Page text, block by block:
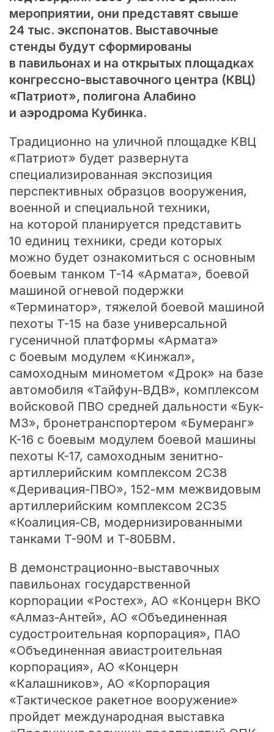
мероприятии, они представят свыше
24 тыс. экспонатов. Выставочные
стенды будут сформированы
в павильонах и на открытых площадках
конгрессно-выставочного центра (КВЦ)
«Патриот», полигона Алабино
и аэродрома Кубинка.
Традиционно на уличной площадке КВЦ
«Патриот» будет развернута
специализированная экспозиция
перспективных образцов вооружения,
военной и специальной техники,
на которой планируется представить
10 единиц техники, среди которых
можно будет ознакомиться с основным
боевым танком Т-14 «Армата», боевой
машиной огневой подержки
«Терминатор», тяжелой боевой машиной
пехоты Т-15 на базе универсальной
гусеничной платформы «Армата»
с боевым модулем «Кинжал»,
самоходным минометом «Дрок» на базе
автомобиля «Тайфун-ВДВ», комплексом
войсковой ПВО средней дальности «Бук-
М3», бронетранспортером «Бумеранг»
К-16 с боевым модулем боевой машины
пехоты К-17, самоходным зенитно-
артиллерийским комплексом 2С38
«Деривация-ПВО», 152-мм межвидовым
артиллерийским комплексом 2С35
«Коалиция-СВ, модернизированными
танками Т-90М и Т-80БВМ.
В демонстрационно-выставочных
павильонах государственной
корпорации «Ростех», АО «Концерн ВКО
«Алмаз-Антей», АО «Объединенная
судостроительная корпорация», ПАО
«Объединенная авиастроительная
корпорация», АО «Концерн
«Калашников», АО «Корпорация
«Тактическое ракетное вооружение»
пройдет международная выставка